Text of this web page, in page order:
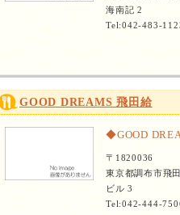
海南記 2
Tel:042-483-
GOOD DREAMS 飛田給
◆GOOD
〒1820036
東京都調布市飛
ビル 3
Tel:042-444-